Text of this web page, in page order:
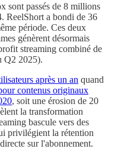
sont passés de 8 millions
ReelShort a bondi de 36
période. Ces deux
génèrent désormais
streaming combiné de
Q2 2025).
après un an quand
contenus originaux
, soit une érosion de 20
la transformation
bascule vers des
privilégient la rétention
sur l'abonnement.